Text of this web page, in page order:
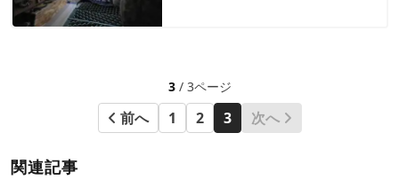
3/ 3ページ
前へ 1 2 3 次へ
関連記事